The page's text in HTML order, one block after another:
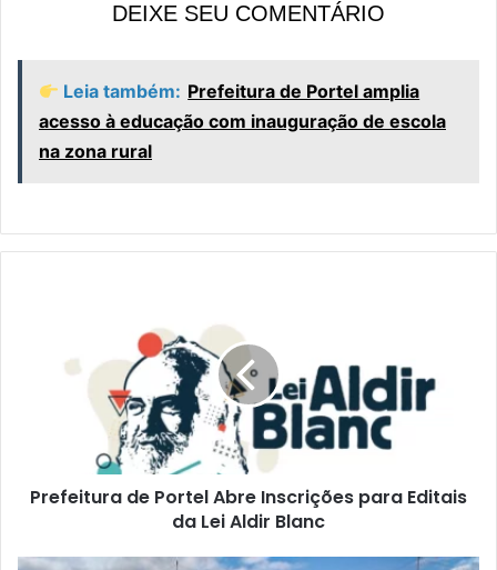
DEIXE SEU COMENTÁRIO
Leia também: Prefeitura de Portel amplia
acesso à educação com inauguração de escola
na zona rural
P
Prefeitura de Portel Abre Inscrições para Editais
da Lei Aldir Blanc